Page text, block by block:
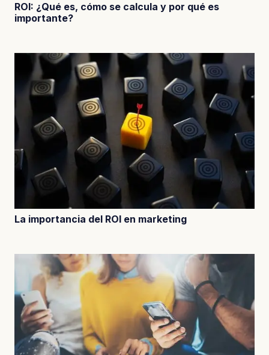
ROI: ¿Qué es, cómo se calcula y por qué es
importante?
La importancia del ROI en marketing